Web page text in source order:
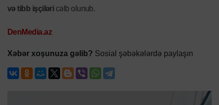
və tibb işçiləri cəlb olunub.
DenMedia.az
Xəbər xoşunuza gəlib? Sosial şəbəkələrdə paylaşın